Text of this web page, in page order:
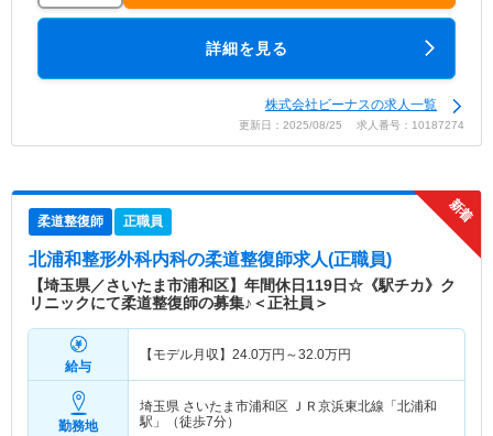
詳細を見る
株式会社ビーナスの求人一覧
更新日：2025/08/25 求人番号：10187274
柔道整復師 正職員
北浦和整形外科内科の柔道整復師求人(正職員)
【埼玉県／さいたま市浦和区】年間休日119日☆《駅チカ》ク
リニックにて柔道整復師の募集♪＜正社員＞
給与
【モデル月収】 24.0万円～32.0万円
勤務地
埼玉県 さいたま市浦和区 ＪＲ京浜東北線「北浦和
駅」（徒歩7分）